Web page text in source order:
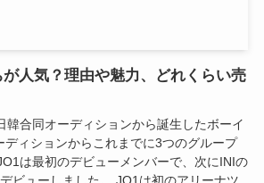
人気？理由や魅力、どれくらい売
韓合同オーディションから誕生したボーイ
ディションからこれまでに3つのグループ
は最初のデビューメンバーで、次にINIの